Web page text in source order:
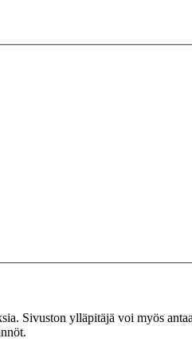
Sivuston ylläpitäjä voi myös